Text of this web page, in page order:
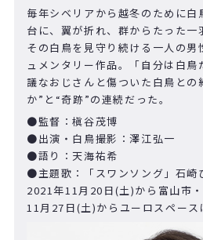
毎年シベリアから越冬のために
台に、翼が折れ、群からたった一
その白鳥を見守り続ける一人の男
ュメンタリー作品。「自分は白
議なおじさんと傷ついた白鳥との
か”と“奇跡”の連続だった。
●監督：槇谷茂博
●出演・白鳥撮影：澤江弘一
●語り：天海祐希
●主題歌：「スワンソング」石崎
2021年11月20日(土)から富山市
11月27日(土)からユーロスペース